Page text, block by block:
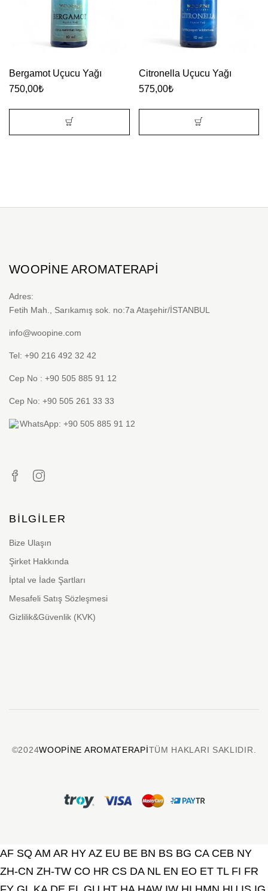
Bergamot Uçucu Yağı
750,00₺
Citronella Uçucu Yağı
575,00₺
WOOPINE AROMATERAPI
Adres:
Fetih Mah., Sarıkamış sok. no:7a Ataşehir/İSTANBUL
info@woopine.com
Tel: +90 216 492 32 42
Cep No : +90 505 885 91 12
Cep No: +90 505 261 33 33
WhatsApp: +90 505 885 91 12
BILGILER
Bize Ulaşın
Şirket Hakkında
İptal ve İade Şartları
Mesafeli Satış Sözleşmesi
Gizlilik&Güvenlik (KVK)
©2024WOOPINE AROMATERAPITÜM HAKLARI SAKLIDIR.
AF SQ AM AR HY AZ EU BE BN BS BG CA CEB NY
ZH-CN ZH-TW CO HR CS DA NL EN EO ET TL FI FR